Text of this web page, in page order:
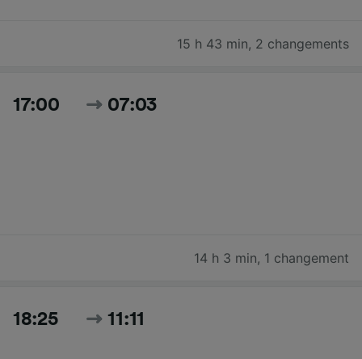
15 h 43 min, 2 changements
17:00 07:03
14 h 3 min, 1 changement
18:25 11:11